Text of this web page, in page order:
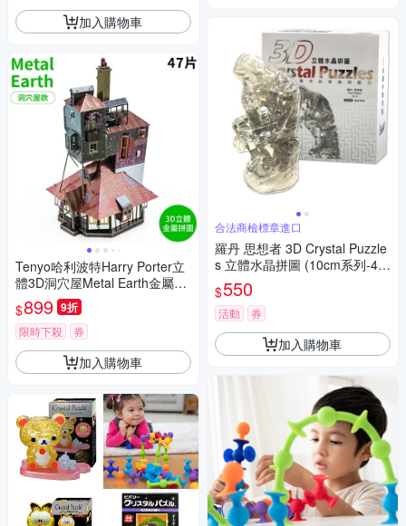
加入購物車
Tenyo哈利波特Harry Porter立
體3D洞穴屋Metal Earth金屬拼
圖B-MN-003C衛斯理The Burr
ow(47片裝)免塗裝模型
$899 9折
限時下殺 券
加入購物車
合法商檢標章進口
羅丹 思想者 3D Crystal Puzzle
s 立體水晶拼圖 (10cm系列-43
片)
$550
活動 券
加入購物車